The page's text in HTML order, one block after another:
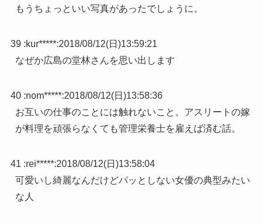
もうちょっといい写真があったでしょうに。
39 :kur*****:2018/08/12(日)13:59:21
なぜか広島の堂林さんを思い出します
40 :nom*****:2018/08/12(日)13:58:36
お互いの仕事のことには触れないこと。アスリートの嫁
が料理を頑張らなくても管理栄養士を雇えば済む話。
41 :rei*****:2018/08/12(日)13:58:04
可愛いし綺麗なんだけどパッとしない女優の典型みたい
な人